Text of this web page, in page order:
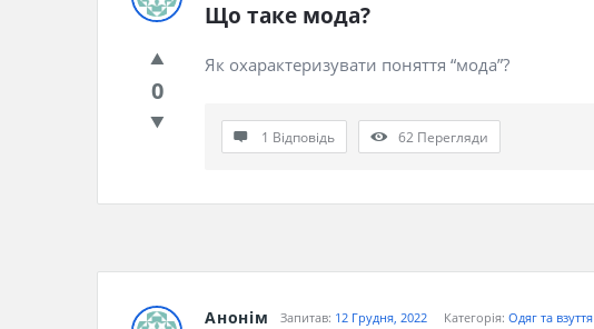
Що таке мода?
0
Як охарактеризувати поняття “мода”?
1 Відповідь 62 Перегляди
Анонім Запитав: 12 Грудня, 2022 Категорія: Одяг та взуття